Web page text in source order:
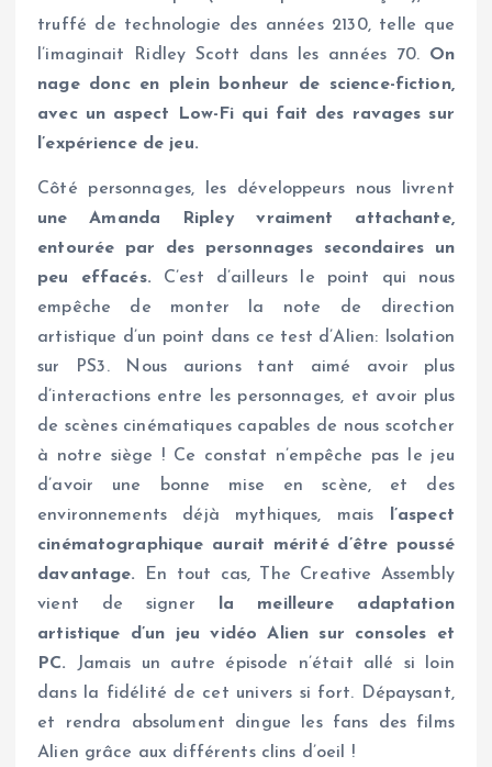
truffé de technologie des années 2130, telle que
l’imaginait Ridley Scott dans les années 70. On
nage donc en plein bonheur de science-fiction,
avec un aspect Low-Fi qui fait des ravages sur
l’expérience de jeu.
Côté personnages, les développeurs nous livrent
une Amanda Ripley vraiment attachante,
entourée par des personnages secondaires un
peu effacés. C’est d’ailleurs le point qui nous
empêche de monter la note de direction
artistique d’un point dans ce test d’Alien: Isolation
sur PS3. Nous aurions tant aimé avoir plus
d’interactions entre les personnages, et avoir plus
de scènes cinématiques capables de nous scotcher
à notre siège ! Ce constat n’empêche pas le jeu
d’avoir une bonne mise en scène, et des
environnements déjà mythiques, mais
l’aspect
cinématographique aurait mérité d’être poussé
davantage. En tout cas, The Creative Assembly
vient de signer
la meilleure adaptation
artistique d’un jeu vidéo Alien sur consoles et
PC.
Jamais un autre épisode n’était allé si loin
dans la fidélité de cet univers si fort. Dépaysant,
et rendra absolument dingue les fans des films
Alien grâce aux différents clins d’oeil !